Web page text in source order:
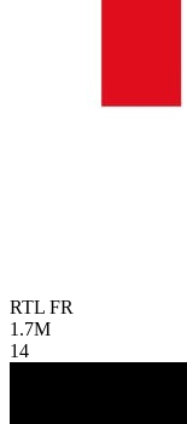
RTL FR
1.7M
14